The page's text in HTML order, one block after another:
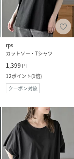
rps
カットソー・Tシャツ
1,399 円
12ポイント(1倍)
クーポン対象